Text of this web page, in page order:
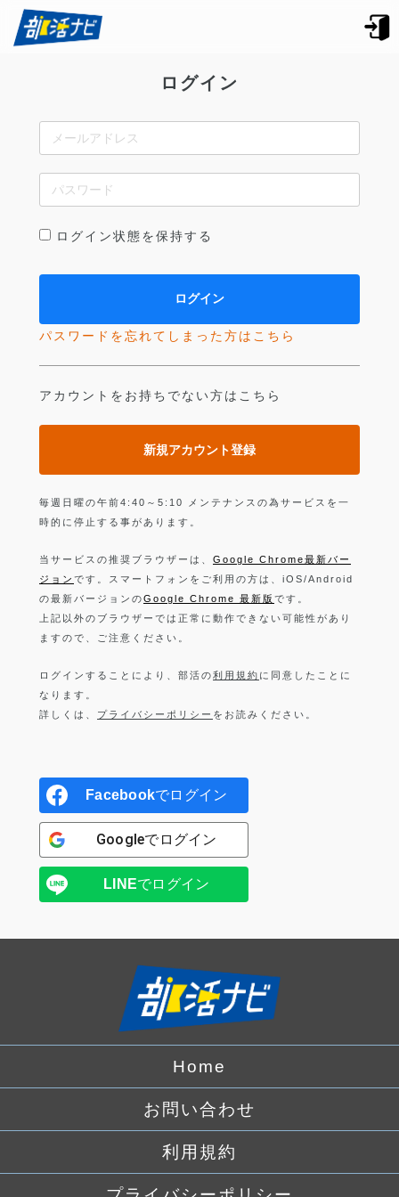
ログイン
ログイン状態を保持する
パスワードを忘れてしまった方はこちら
アカウントをお持ちでない方はこちら
新規アカウント登録
毎週日曜の午前4:40～5:10 メンテナンスの為サービスを一
時的に停止する事があります。
当サービスの推奨ブラウザーは、 Google Chrome最新バー
ジョン です。スマートフォンをご利用の方は、iOS/Android
の最新バージョンのGoogle Chrome 最新版 です。
上記以外のブラウザーでは正常に動作できない可能性があり
ますので、ご注意ください。
ログインすることにより、部活の利用規約 に同意したことに
なります。
詳しくは、 プライバシーポリシー をお読みください。
Facebookでログイン
Googleでログイン
LINEでログイン
Home
お問い合わせ
利用規約